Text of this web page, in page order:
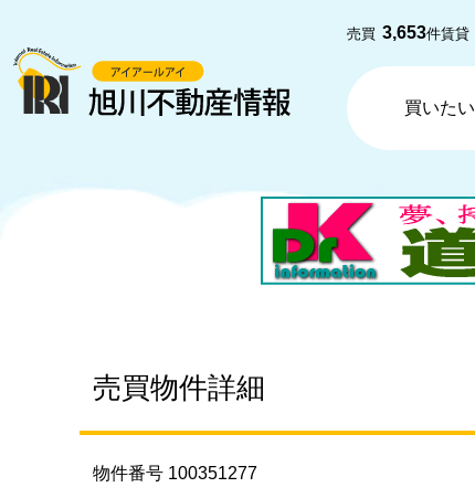
売買 3,653件賃貸
買いたい
売買物件詳細
物件番号 100351277